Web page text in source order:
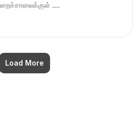
.....
Load More